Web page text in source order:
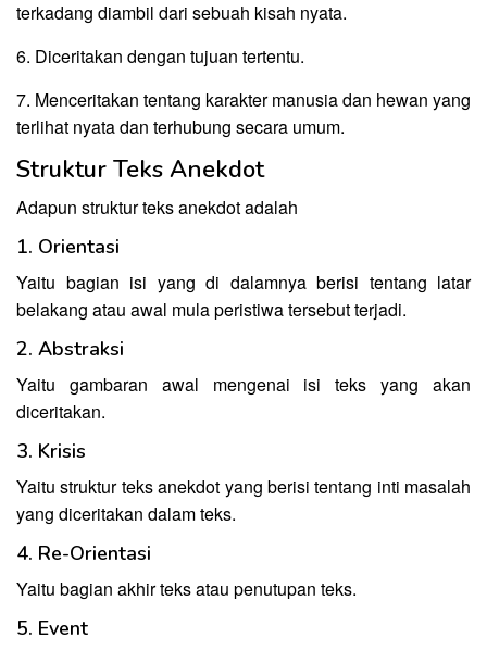
terkadang diambil dari sebuah kisah nyata.
6. Diceritakan dengan tujuan tertentu.
7. Menceritakan tentang karakter manusia dan hewan yang
terlihat nyata dan terhubung secara umum.
Struktur Teks Anekdot
Adapun struktur teks anekdot adalah
1. Orientasi
Yaitu bagian isi yang di dalamnya berisi tentang latar
belakang atau awal mula peristiwa tersebut terjadi.
2. Abstraksi
Yaitu gambaran awal mengenai isi teks yang akan
diceritakan.
3. Krisis
Yaitu struktur teks anekdot yang berisi tentang inti masalah
yang diceritakan dalam teks.
4. Re-Orientasi
Yaitu bagian akhir teks atau penutupan teks.
5. Event